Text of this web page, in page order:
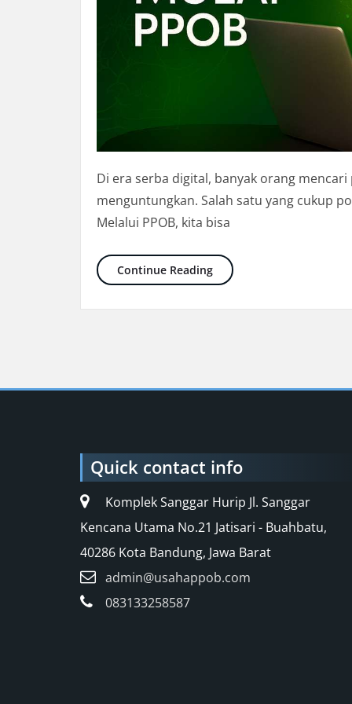
Di era serba digital, banyak orang
menguntungkan. Salah satu yang cukup
Melalui PPOB, kita bisa
Continue ReadingCari Cuan Sekaligus
Quick contact info
Komplek Sanggar Hurip Jl. Sanggar
Kencana Utama No.21 Jatisari - Buahbatu,
40286 Kota Bandung, Jawa Barat
admin@usahappob.com
083133258587